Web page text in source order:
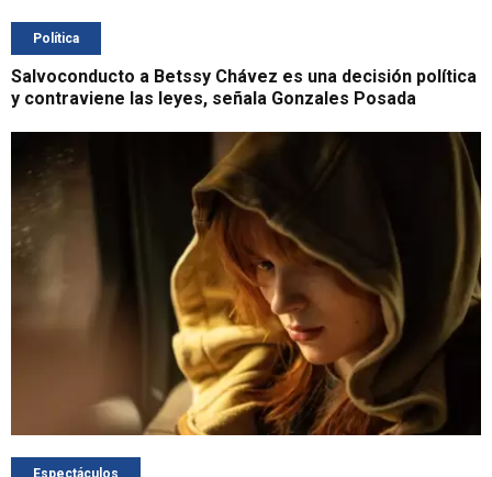
Política
Salvoconducto a Betssy Chávez es una decisión política
y contraviene las leyes, señala Gonzales Posada
Espectáculos